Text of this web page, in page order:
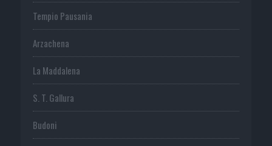
Tempio Pausania
Arzachena
La Maddalena
S. T. Gallura
Budoni